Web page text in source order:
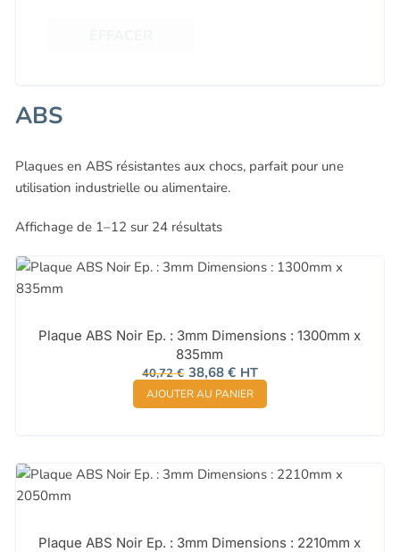
ABS
Plaques en ABS résistantes aux chocs, parfait pour une
utilisation industrielle ou alimentaire.
Affichage de 1–12 sur 24 résultats
Plaque ABS Noir Ep. : 3mm Dimensions : 1300mm x
835mm
40,72€ Le
prix
initial
était :
38,68 €Le
prix
actuel
est :
HT
AJOUTER AU PANIER
Plaque ABS Noir Ep. : 3mm Dimensions : 2210mm x